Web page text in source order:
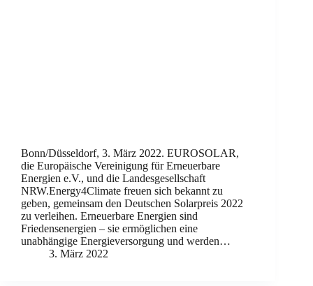
Bonn/Düsseldorf, 3. März 2022. EUROSOLAR,
die Europäische Vereinigung für Erneuerbare
Energien e.V., und die Landesgesellschaft
NRW.Energy4Climate freuen sich bekannt zu
geben, gemeinsam den Deutschen Solarpreis 2022
zu verleihen. Erneuerbare Energien sind
Friedensenergien – sie ermöglichen eine
unabhängige Energieversorgung und werden…
3. März 2022